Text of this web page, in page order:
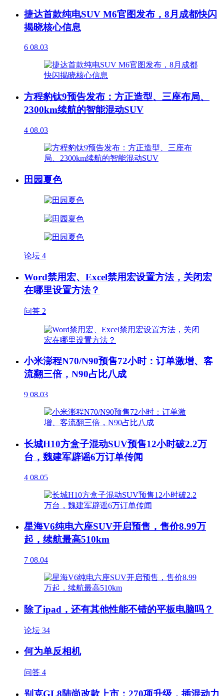
捷达首款纯电SUV M6官图发布，8月成都快闪
揭晓核心信息
6 08.03
方程豹钛9预告发布：方正造型、三座布局、
2300km续航的智能混动SUV
4 08.03
田园夏色
论坛 4
Word禁用宏、Excel禁用宏设置方法，关闭宏
在哪里设置方法？
问答 2
小米澎程N70/N90预售72小时：订单激增、客
流翻三倍，N90占比八成
9 08.03
长城H10方盒子混动SUV预售12小时破2.2万
台，魏建军辟谣6万订单传闻
4 08.05
星海V6纯电六座SUV开启预售，售价8.99万
起，续航最高510km
7 08.04
除了ipad，还有其他性能不错的平板电脑吗？
论坛 34
何为单反相机
问答 4
别克GL8陆尚改款上市：270项升级，插混动力